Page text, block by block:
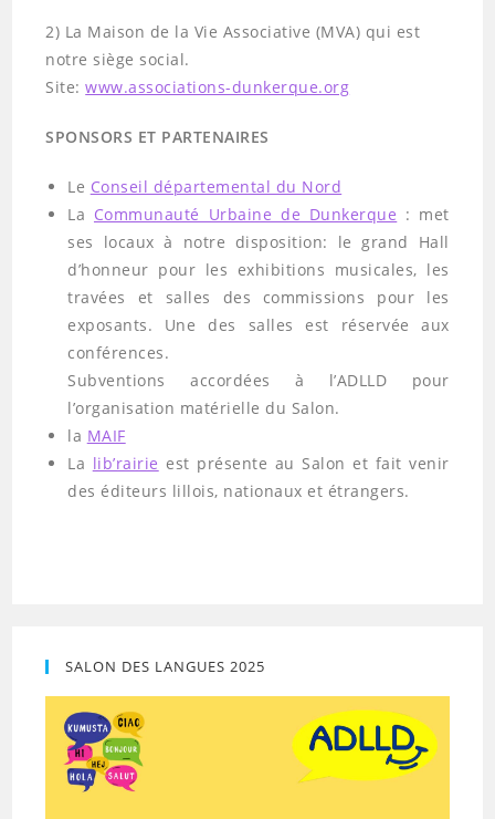
2) La Maison de la Vie Associative (MVA) qui est
notre siège social.
Site:www.associations-dunkerque.org
SPONSORS ET PARTENAIRES
Le Conseil départemental du Nord
La Communauté Urbaine de Dunkerque : met
ses locaux à notre disposition: le grand Hall
d’honneur pour les exhibitions musicales, les
travées et salles des commissions pour les
exposants. Une des salles est réservée aux
conférences.
Subventions accordées à l’ADLLD pour
l’organisation matérielle du Salon.
la MAIF
La lib’rairie est présente au Salon et fait venir
des éditeurs lillois, nationaux et étrangers.
SALON DES LANGUES 2025